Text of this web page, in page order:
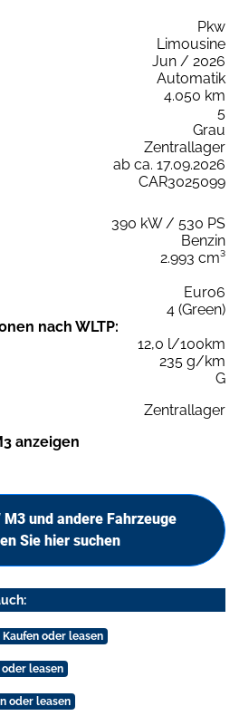
Pkw
Limousine
Jun / 2026
Automatik
4.050 km
5
Grau
Zentrallager
ab ca. 17.09.2026
CAR3025099
390 kW / 530 PS
Benzin
2.993 cm³
Euro6
4 (Green)
nach WLTP:
12,0 l/100km
235 g/km
G
Zentrallager
anzeigen
M3 und andere Fahrzeuge
Sie hier suchen
Kaufen oder leasen
oder leasen
oder leasen